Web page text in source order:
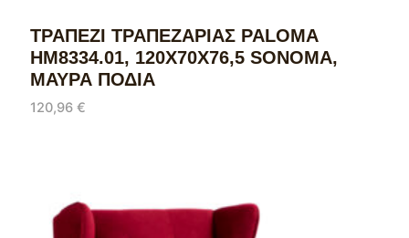
ΤΡΑΠΕΖΙ ΤΡΑΠΕΖΑΡΙΑΣ PALOMA
HM8334.01, 120X70Χ76,5 SONΟMA,
ΜΑΥΡΑ ΠΟΔΙΑ
120,96 €